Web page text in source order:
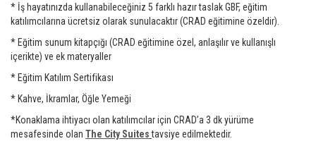
* İş hayatınızda kullanabileceğiniz 5 farklı hazır taslak GBF, eğitim
katılımcılarına ücretsiz olarak sunulacaktır (CRAD eğitimine özeldir).
* Eğitim sunum kitapçığı (CRAD eğitimine özel, anlaşılır ve kullanışlı
içerikte) ve ek materyaller
* Eğitim Katılım Sertifikası
* Kahve, İkramlar, Öğle Yemeği
*Konaklama ihtiyacı olan katılımcılar için CRAD’a 3 dk yürüme
mesafesinde olan The City Suites tavsiye edilmektedir.